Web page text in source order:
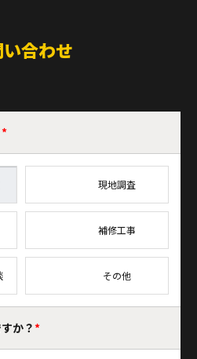
合わせ
*
現地調査
補修工事
その他
か？*